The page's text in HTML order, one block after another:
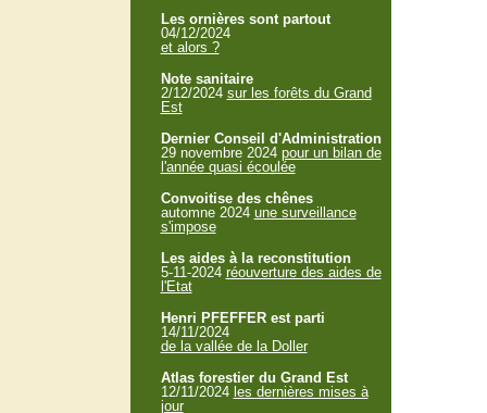
Les ornières sont partout
04/12/2024
et alors ?
Note sanitaire
2/12/2024 sur les forêts du Grand
Est
Dernier Conseil d'Administration
29 novembre 2024 pour un bilan de
l'année quasi écoulée
Convoitise des chênes
automne 2024 une surveillance
s'impose
Les aides à la reconstitution
5-11-2024 réouverture des aides de
l'Etat
Henri PFEFFER est parti
14/11/2024
de la vallée de la Doller
Atlas forestier du Grand Est
12/11/2024 les dernières mises à
jour